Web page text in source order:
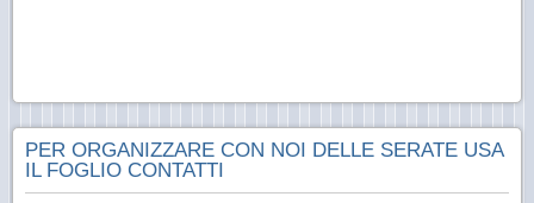
PER ORGANIZZARE CON NOI DELLE SERATE USA
IL FOGLIO CONTATTI